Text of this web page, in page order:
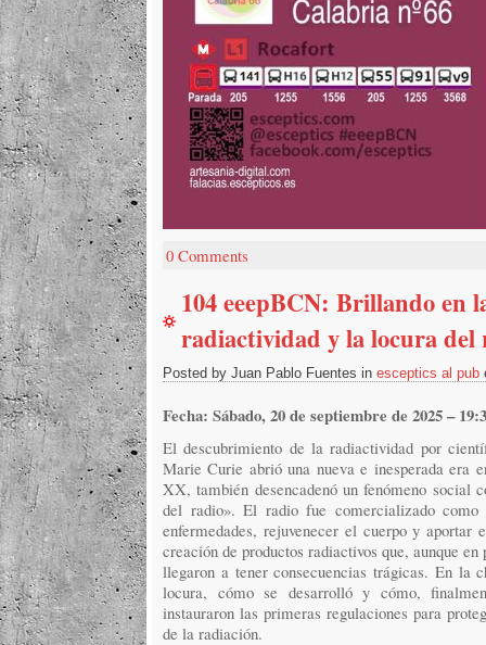
0 Comments
104 eeepBCN: Brillando en
radiactividad y la locura del
Posted by Juan Pablo Fuentes in esceptics al pub
Fecha: Sábado, 20 de septiembre de 2025 –
El descubrimiento de la radiactividad por
Marie Curie abrió una nueva e inesperada era
XX, también desencadenó un fenómeno social
del radio». El radio fue comercializado como
enfermedades, rejuvenecer el cuerpo y
creación de productos radiactivos que, aunque
llegaron a tener consecuencias trágicas. En la
locura, cómo se desarrolló y cómo,
instauraron las primeras regulaciones para
de la radiación.